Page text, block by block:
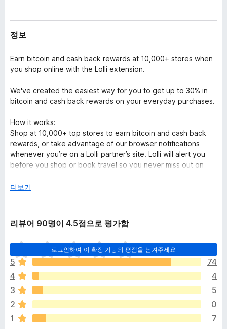
정보
Earn bitcoin and cash back rewards at 10,000+ stores when
you shop online with the Lolli extension.
We've created the easiest way for you to get up to 30% in
bitcoin and cash back rewards on your everyday purchases.
How it works:
Shop at 10,000+ top stores to earn bitcoin and cash back
rewards, or take advantage of our browser notifications
whenever you’re on a Lolli partner’s site. Lolli will alert you
before you shop or book travel so you never miss out on
your online purchases! Cashing out to your bank account is
easy, too.
Lolli partners with top retailers like eBay, Adidas, Lowes,
Booking.com, & more. These merchants pay us when you
shop at their sites, then we pay you. Share Lolli with your
friends to earn more!
PRIVACY:
Lolli does not track you or sell your data. We make money
directly from our merchant partners whenever you make a
눌
서
더보기
리뷰어 90명이 4.5점으로 평가함
로그인하여 이 확장 기능의 평점을 남겨주세요
아
직
평
점
이
없
습
니
5
74
4
4
3
5
2
0
1
7